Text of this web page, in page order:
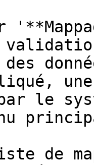
par le
de